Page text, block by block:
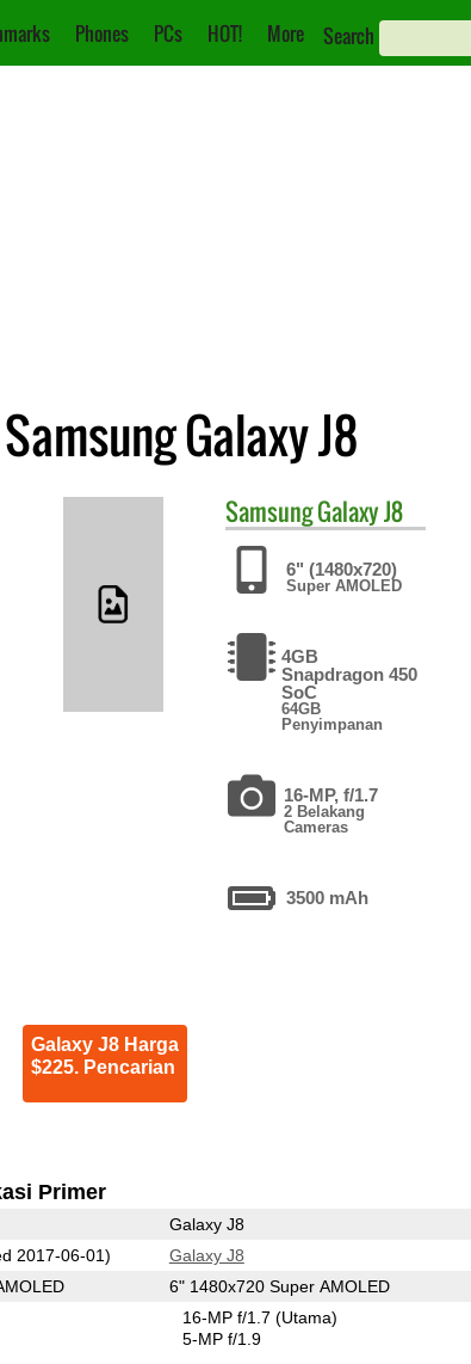
Phones PCs HOT! More Search
Galaxy J8
SamsungGalaxy J8
6" (1480x720)
Super AMOLED
4GB
Snapdragon 450
SoC
64GB
Penyimpanan
16-MP, f/1.7
2 Belakang
Cameras
3500 mAh
Galaxy J8 Harga
$225. Pencarian
Primer
Galaxy J8
2017-06-01) Galaxy J8
6" 1480x720 Super AMOLED
16-MP f/1.7(Utama)
5-MP f/1.9